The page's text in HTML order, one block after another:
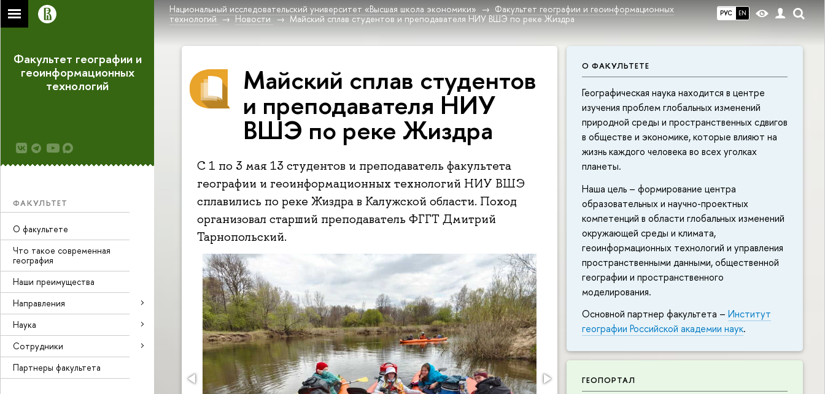
РУС EN
Национальный исследовательский университет «Высшая школа экономики»
Факультет географии и геоинформационных
технологий
Новости Майский сплав студентов и преподавателя НИУ ВШЭ по реке Жиздра
Факультет географии и
геоинформационных
технологий
ФАКУЛЬТЕТ
О факультете
Что такое современная
география
Наши преимущества
Направления
Наука
Cотрудники
Партнеры факультета
О ФАКУЛЬТЕТЕ
Географическая наука находится в центре
изучения проблем глобальных изменений
природной среды и пространственных сдвигов
в обществе и экономике, которые влияют на
жизнь каждого человека во всех уголках
планеты.
Наша цель – формирование центра
образовательных и научно-проектных
компетенций в области глобальных изменений
окружающей среды и климата,
геоинформационных технологий и управления
пространственными данными, общественной
географии и пространственного
моделирования.
Основной партнер факультета – Институт
географии Российской академии наук.
ГЕОПОРТАЛ
Майский сплав студентов
и преподавателя НИУ
ВШЭ по реке Жиздра
С 1 по 3 мая 13 студентов и преподаватель факультета
географии и геоинформационных технологий НИУ ВШЭ
сплавились по реке Жиздра в Калужской области. Поход
организовал старший преподаватель ФГГТ Дмитрий
Тарнопольский.